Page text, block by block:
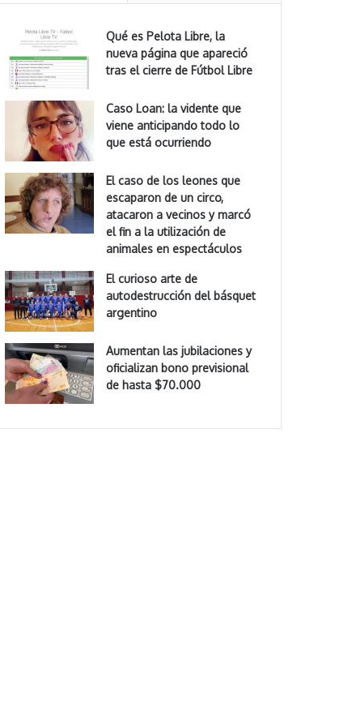
Qué es Pelota Libre, la
nueva página que apareció
tras el cierre de Fútbol Libre
Caso Loan: la vidente que
viene anticipando todo lo
que está ocurriendo
El caso de los leones que
escaparon de un circo,
atacaron a vecinos y marcó
el fin a la utilización de
animales en espectáculos
El curioso arte de
autodestrucción del básquet
argentino
Aumentan las jubilaciones y
oficializan bono previsional
de hasta $70.000